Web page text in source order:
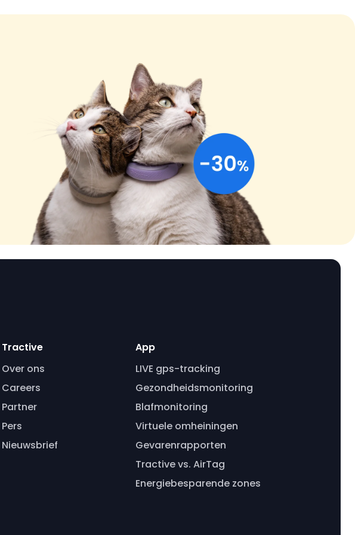
Tractive
Over ons
Careers
Partner
Pers
Nieuwsbrief
App
LIVE gps-tracking
Gezondheidsmonitoring
Blafmonitoring
Virtuele omheiningen
Gevarenrapporten
Tractive vs. AirTag
Energiebesparende zones